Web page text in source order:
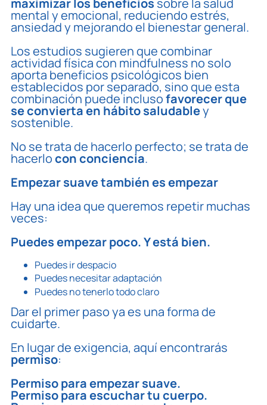
mental y emocional, reduciendo estrés,
ansiedad y mejorando el bienestar general.
Los estudios sugieren que combinar
actividad física con mindfulness no solo
aporta beneficios psicológicos bien
establecidos por separado, sino que esta
combinación puede inclusofavorecer que
se convierta en hábito saludabley
sostenible.
No se trata de hacerlo perfecto; se trata de
hacerlocon conciencia.
Empezar suave también es empezar
Hay una idea que queremos repetir muchas
veces:
Puedes empezar poco. Y está bien.
Puedes ir despacio
Puedes necesitar adaptación
Puedes no tenerlo todo claro
Dar el primer pasoya es una forma de
cuidarte.
En lugar de exigencia, aquí encontrarás
permiso:
Permiso para empezar suave.
Permiso para escuchar tu cuerpo.